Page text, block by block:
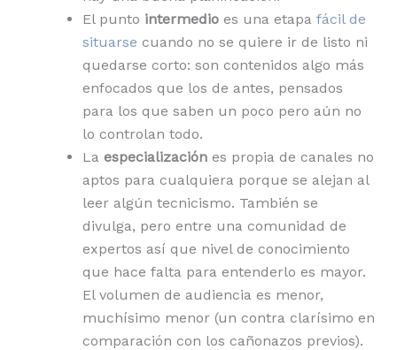
El punto intermedioes una etapa fácil de
situarse cuando no se quiere ir de listo ni
quedarse corto: son contenidos algo más
enfocados que los de antes, pensados
para los que saben un poco pero aún no
lo controlan todo.
La especializaciónes propia de canales no
aptos para cualquiera porque se alejan al
leer algún tecnicismo. También se
divulga, pero entre una comunidad de
expertos así que nivel de conocimiento
que hace falta para entenderlo es mayor.
El volumen de audiencia es menor,
muchísimo menor (un contra clarísimo en
comparación con los cañonazos previos).